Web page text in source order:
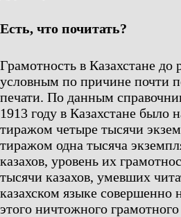
Есть, что почитать?
Грамотность в Казахстане
условным по причине почти
печати. По данным
1913 году в Казахстане было
тиражом четыре тысячи
тиражом одна тысяча
казахов, уровень их
тысячи казахов, умевших
казахском языке совершенно
этого ничтожного